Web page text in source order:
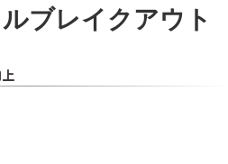
ブレイクアウト